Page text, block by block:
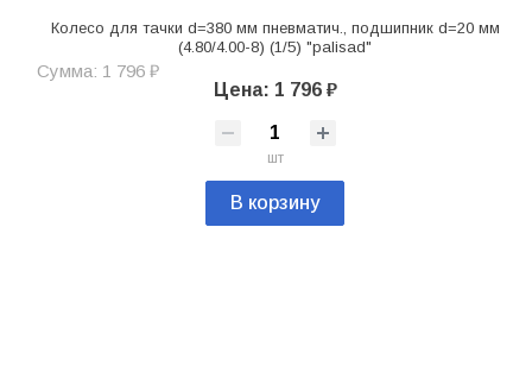
Колесо для тачки d=380 мм пневматич., подшипник d=20 мм
(4.80/4.00-8) (1/5) "palisad"
Сумма: 1 796 ₽
Цена: 1 796 ₽
шт
В корзину